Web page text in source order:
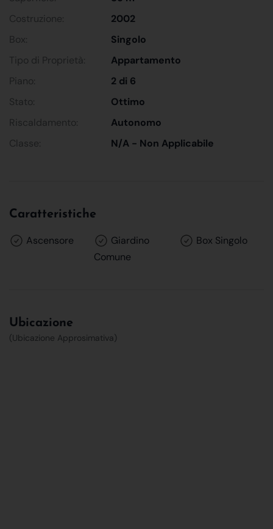
Costruzione:
2002
Box:
Singolo
Tipo di Proprietà:
Appartamento
Piano:
2 di 6
Stato:
Ottimo
Riscaldamento:
Autonomo
Classe:
N/A - Non Applicabile
Caratteristiche
Ascensore
Giardino
Comune
Box Singolo
Ubicazione
(Ubicazione Approsimativa)